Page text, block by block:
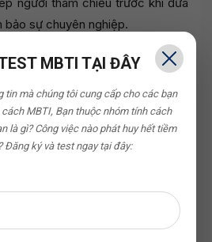
bảo sự chuyên nghiệp.
EMAIL CHUYÊN NGHIỆP THU
BÀY SỞ THÍCH TRONG CV
TUYỂN DỤNG
CV ngân hàng nổi bật,
MBTI TẠI ĐÂY
tin mà chúng tôi cung cấp cho các bạn
MBTI, Bạn thuộc nhóm tính cách
là gì? Công việc nào phát huy hết tiềm
Đăng ký và test ngay tại đây: